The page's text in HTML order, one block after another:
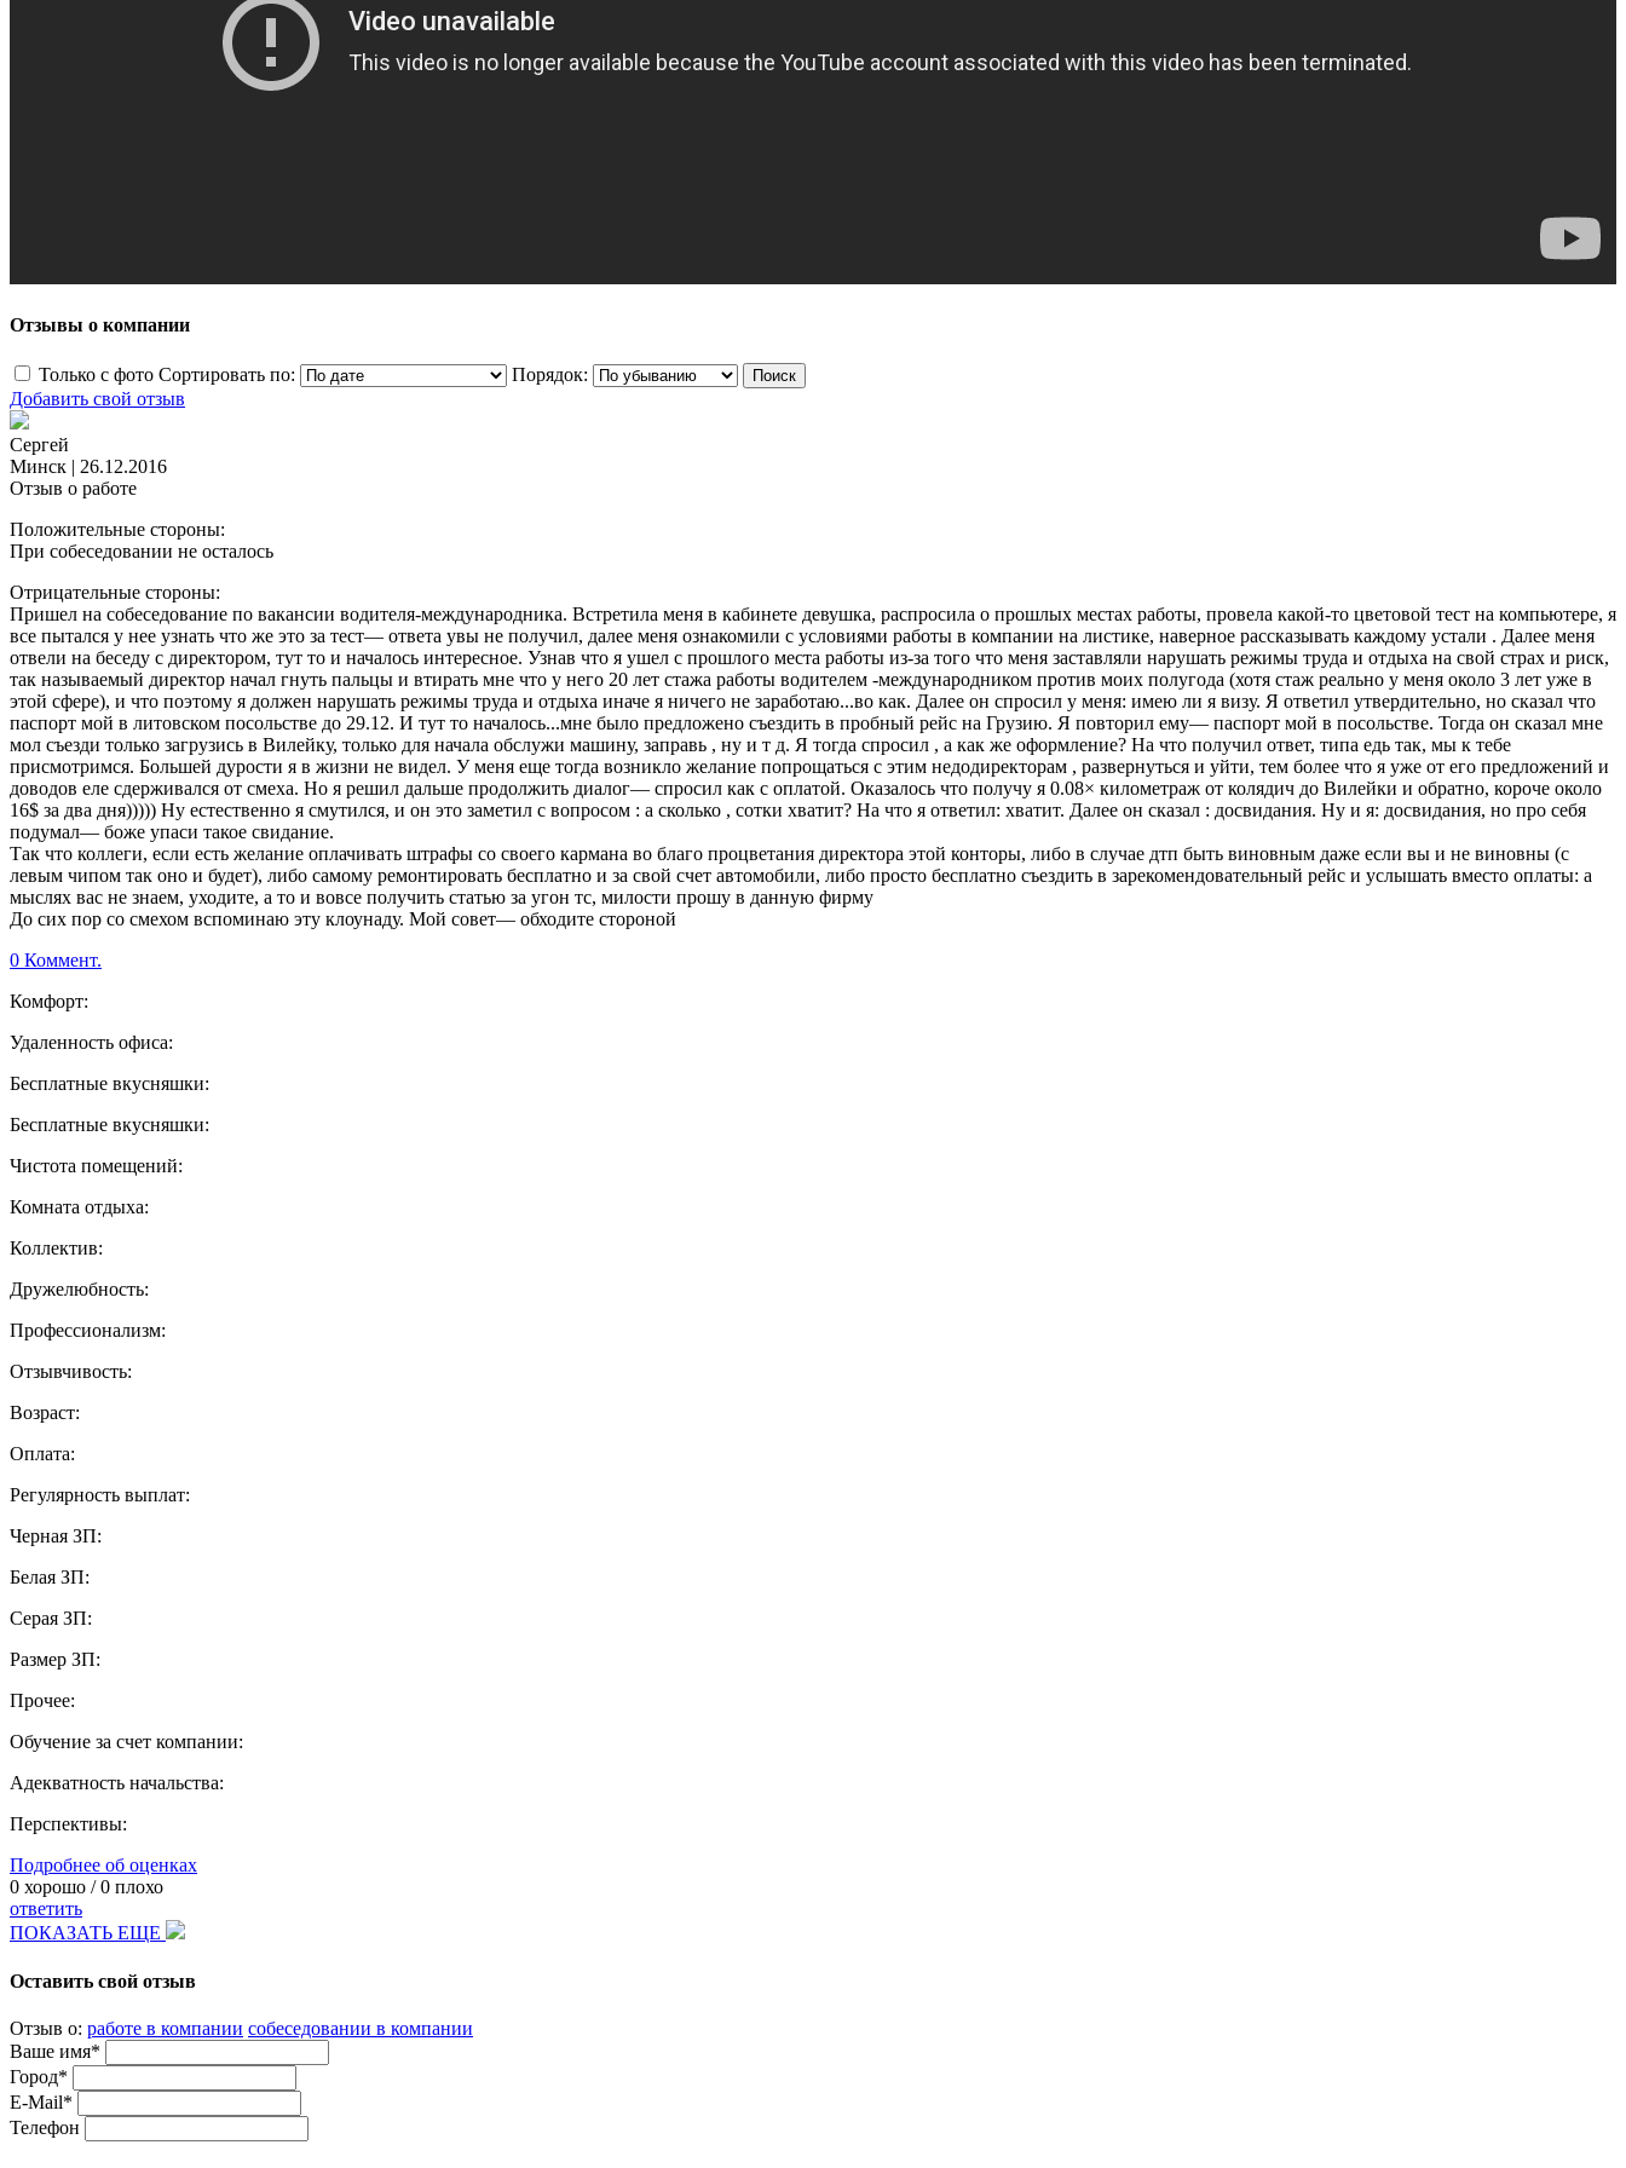
Отзывы о компании
Только с фото Сортировать по:
Порядок:
Добавить свой отзыв
Сергей
Минск | 26.12.2016
Отзыв о работе
Положительные стороны:
При собеседовании не осталось
Отрицательные стороны:
Пришел на собеседование по вакансии водителя-международника. Встретила меня в кабинете девушка, распросила о прошлых местах работы, провела какой-то цветовой тест на компьютере, я
все пытался у нее узнать что же это за тест— ответа увы не получил, далее меня ознакомили с условиями работы в компании на листике, наверное рассказывать каждому устали . Далее меня
отвели на беседу с директором, тут то и началось интересное. Узнав что я ушел с прошлого места работы из-за того что меня заставляли нарушать режимы труда и отдыха на свой страх и риск,
так называемый директор начал гнуть пальцы и втирать мне что у него 20 лет стажа работы водителем -международником против моих полугода (хотя стаж реально у меня около 3 лет уже в
этой сфере), и что поэтому я должен нарушать режимы труда и отдыха иначе я ничего не заработаю...во как. Далее он спросил у меня: имею ли я визу. Я ответил утвердительно, но сказал что
паспорт мой в литовском посольстве до 29.12. И тут то началось...мне было предложено съездить в пробный рейс на Грузию. Я повторил ему— паспорт мой в посольстве. Тогда он сказал мне
мол съезди только загрузись в Вилейку, только для начала обслужи машину, заправь , ну и т д. Я тогда спросил , а как же оформление? На что получил ответ, типа едь так, мы к тебе
присмотримся. Большей дурости я в жизни не видел. У меня еще тогда возникло желание попрощаться с этим недодиректорам , развернуться и уйти, тем более что я уже от его предложений и
доводов еле сдерживался от смеха. Но я решил дальше продолжить диалог— спросил как с оплатой. Оказалось что получу я 0.08× километраж от колядич до Вилейки и обратно, короче около
16$ за два дня))))) Ну естественно я смутился, и он это заметил с вопросом : а сколько , сотки хватит? На что я ответил: хватит. Далее он сказал : досвидания. Ну и я: досвидания, но про себя
подумал— боже упаси такое свидание.
Так что коллеги, если есть желание оплачивать штрафы со своего кармана во благо процветания директора этой конторы, либо в случае дтп быть виновным даже если вы и не виновны (с
левым чипом так оно и будет), либо самому ремонтировать бесплатно и за свой счет автомобили, либо просто бесплатно съездить в зарекомендовательный рейс и услышать вместо оплаты: а
мыслях вас не знаем, уходите, а то и вовсе получить статью за угон тс, милости прошу в данную фирму
До сих пор со смехом вспоминаю эту клоунаду. Мой совет— обходите стороной
0 Коммент.
Комфорт:
Удаленность офиса:
Бесплатные вкусняшки:
Бесплатные вкусняшки:
Чистота помещений:
Комната отдыха:
Коллектив:
Дружелюбность:
Профессионализм:
Отзывчивость:
Возраст:
Оплата:
Регулярность выплат:
Черная ЗП:
Белая ЗП:
Серая ЗП:
Размер ЗП:
Прочее:
Обучение за счет компании:
Адекватность начальства:
Перспективы:
Подробнее об оценках
0 хорошо /0 плохо
ответить
ПОКАЗАТЬ ЕЩЕ
Оставить свой отзыв
Отзыв о: работе в компании собеседовании в компании
Ваше имя*
Город*
E-Mail*
Телефон